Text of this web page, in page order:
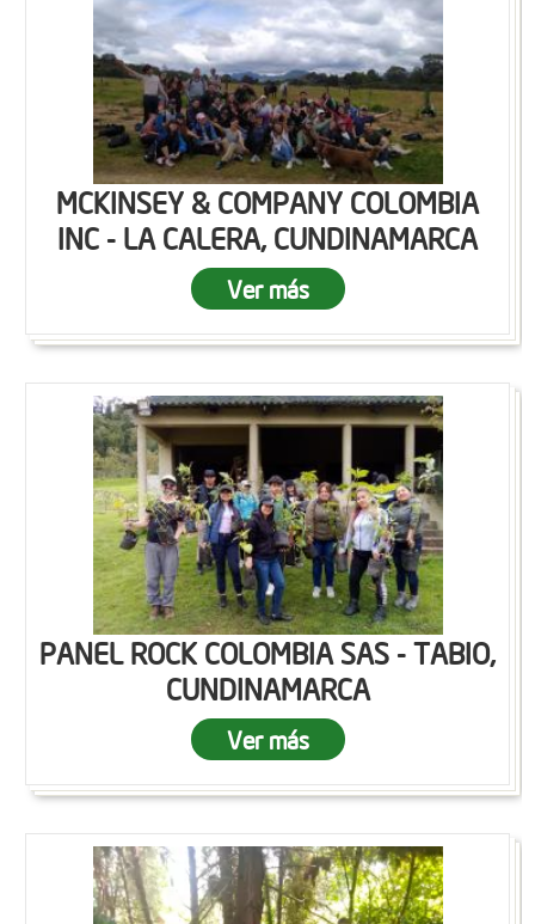
MCKINSEY & COMPANY COLOMBIA
INC - LA CALERA, CUNDINAMARCA
Ver más
PANEL ROCK COLOMBIA SAS - TABIO,
CUNDINAMARCA
Ver más